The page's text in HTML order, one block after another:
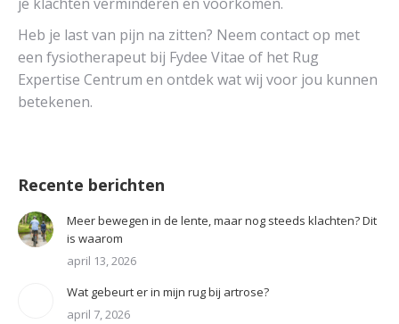
Heb je last van pijn na zitten? Neem contact op met
een fysiotherapeut bij Fydee Vitae of het Rug
Expertise Centrum en ontdek wat wij voor jou kunnen
betekenen.
Recente berichten
Meer bewegen in de lente, maar nog steeds klachten? Dit
is waarom
april 13, 2026
Wat gebeurt er in mijn rug bij artrose?
april 7, 2026